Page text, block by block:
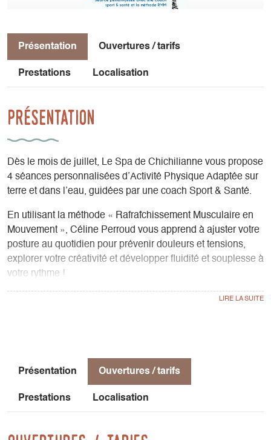
Présentation Ouvertures / tarifs
Prestations Localisation
Présentation
Dès le mois de juillet, Le Spa de Chichilianne vous propose
4 séances personnalisées d’Activité Physique Adaptée sur
terre et dans l’eau, guidées par une coach Sport & Santé.
En utilisant la méthode « Rafraîchissement Musculaire en
Mouvement », Céline Perroud vous apprend à ajuster votre
posture au quotidien pour prévenir douleurs et tensions,
explorer votre créativité et développer fluidité et souplesse à
votre rythme !
Présentation
Ouvertures / tarifs
Prestations Localisation